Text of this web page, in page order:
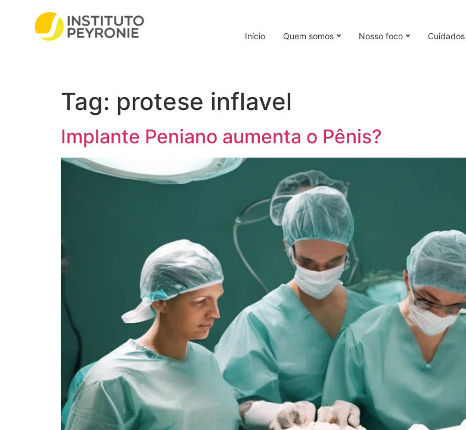
Início Quem somos Nosso foco Cuidados
Tag: protese inflavel
Implante Peniano aumenta o Pênis?